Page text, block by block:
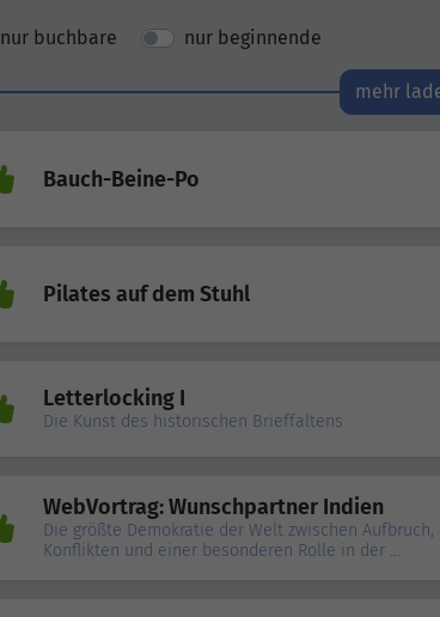
nur buchbare nur beginnende
mehr
Bauch-Beine-Po
Pilates auf dem Stuhl
Letterlocking I
Die Kunst des historischen Brieffaltens
WebVortrag: Wunschpartner Indien
Die größte Demokratie der Welt zwischen Aufbruch,
Konflikten und einer besonderen Rolle in der ...